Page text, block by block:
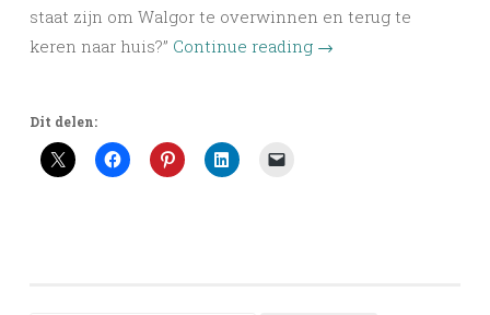
staat zijn om Walgor te overwinnen en terug te
keren naar huis?” Continue reading →
Dit delen: